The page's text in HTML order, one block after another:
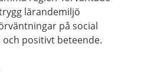
lärandemiljö
på social
positivt beteende.